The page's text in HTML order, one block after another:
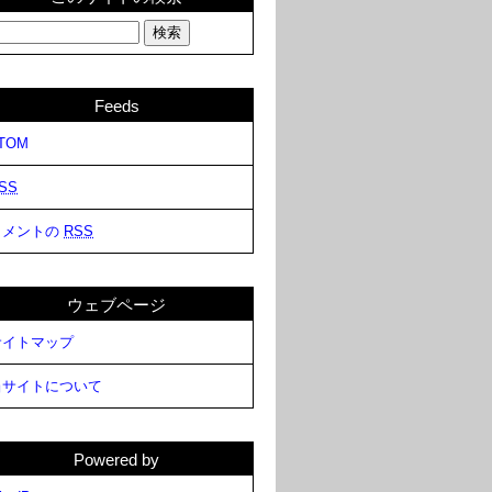
Feeds
ントの RSS
ウェブページ
トマップ
イトについて
Powered by